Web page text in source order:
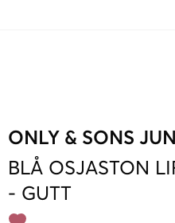
ONLY & SONS
BLÅ OSJASTON
- GUTT